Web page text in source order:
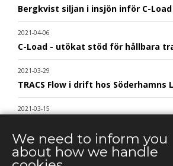
Bergkvist siljan i insjön inför C-Load
2021-04-06
C-Load - utökat stöd för hållbara
2021-03-29
TRACS Flow i drift hos Söderhamns
2021-03-15
2021-03-08
Ny version av TRACS Flow
We need to inform you
about how we handle